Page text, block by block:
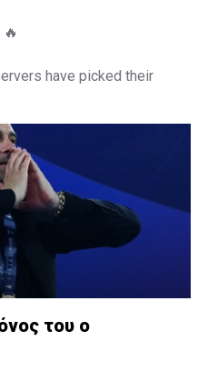
have picked their
#UCLGOTT
του ο